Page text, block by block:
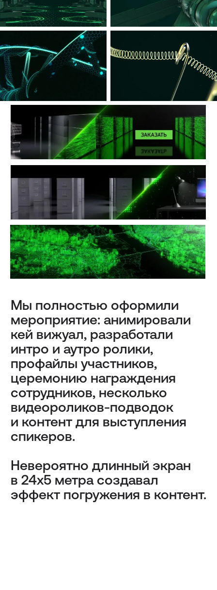
Мы полностью оформили
мероприятие: анимировали
кей вижуал, разработали
интро и аутро ролики,
профайлы участников,
церемонию награждения
сотрудников, несколько
видеороликов-подводок
и контент для выступления
Невероятно длинный экран
в 24х5 метра создавал
эффект погружения в контент.
Следующий проект
Email
hi@screen-blasters.com
Телефон
Сделано в Radiance
+7 926 270 29 49
Правила использования данных
ScreenBlasters. Все права защищены